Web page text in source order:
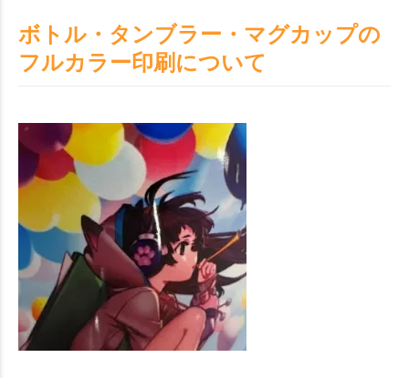
ボトル・タンブラー・マグカップの
フルカラー印刷について